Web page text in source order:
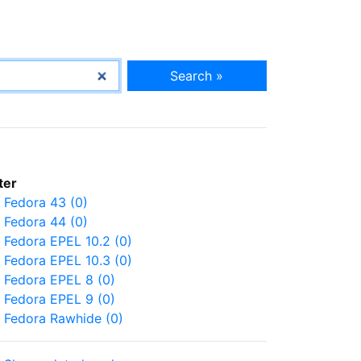
Search »
Fedora 43 (0)
Fedora 44 (0)
Fedora EPEL 10.2 (0)
Fedora EPEL 10.3 (0)
Fedora EPEL 8 (0)
Fedora EPEL 9 (0)
Fedora Rawhide (0)